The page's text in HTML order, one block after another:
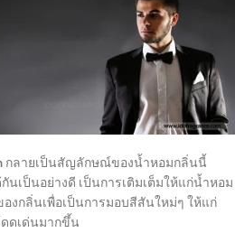
กลายเป็นสัญลักษณ์ของน้ำหอมกลิ่นนี้
นเป็นอย่างดี เป็นการเติมเต็มให้แก่น้ำหอม
งกลิ่นเพื่อเป็นการมอบสีสันใหม่ๆ ให้แก่
ดเด่นมากขึ้น